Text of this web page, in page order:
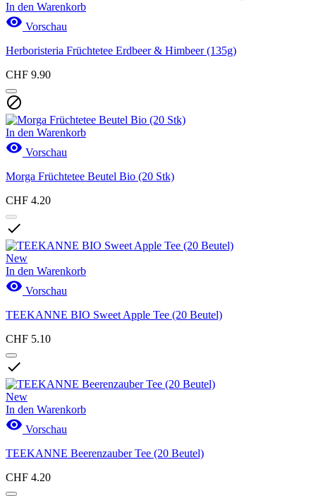
In den Warenkorb
 Vorschau
Herboristeria Früchtetee Erdbeer & Himbeer (135g)
CHF 9.90

In den Warenkorb
 Vorschau
Morga Früchtetee Beutel Bio (20 Stk)
CHF 4.20

New
In den Warenkorb
 Vorschau
TEEKANNE BIO Sweet Apple Tee (20 Beutel)
CHF 5.10

New
In den Warenkorb
 Vorschau
TEEKANNE Beerenzauber Tee (20 Beutel)
CHF 4.20